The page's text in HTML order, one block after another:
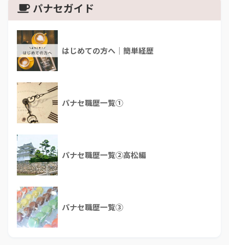
パナセガイド
はじめての方へ｜簡単経歴
パナセ職歴一覧①
パナセ職歴一覧②高松編
パナセ職歴一覧③